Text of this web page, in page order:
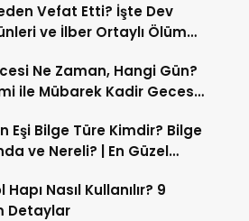
Vefat Etti? İşte Dev
ve İlber Ortaylı Ölüm
Ne Zaman, Hangi Gün?
ile Mübarek Kadir Gecesi
Eşi Bilge Türe Kimdir? Bilge
ve Nereli? | En Güzel
Nasıl Kullanılır? 9
Detaylar